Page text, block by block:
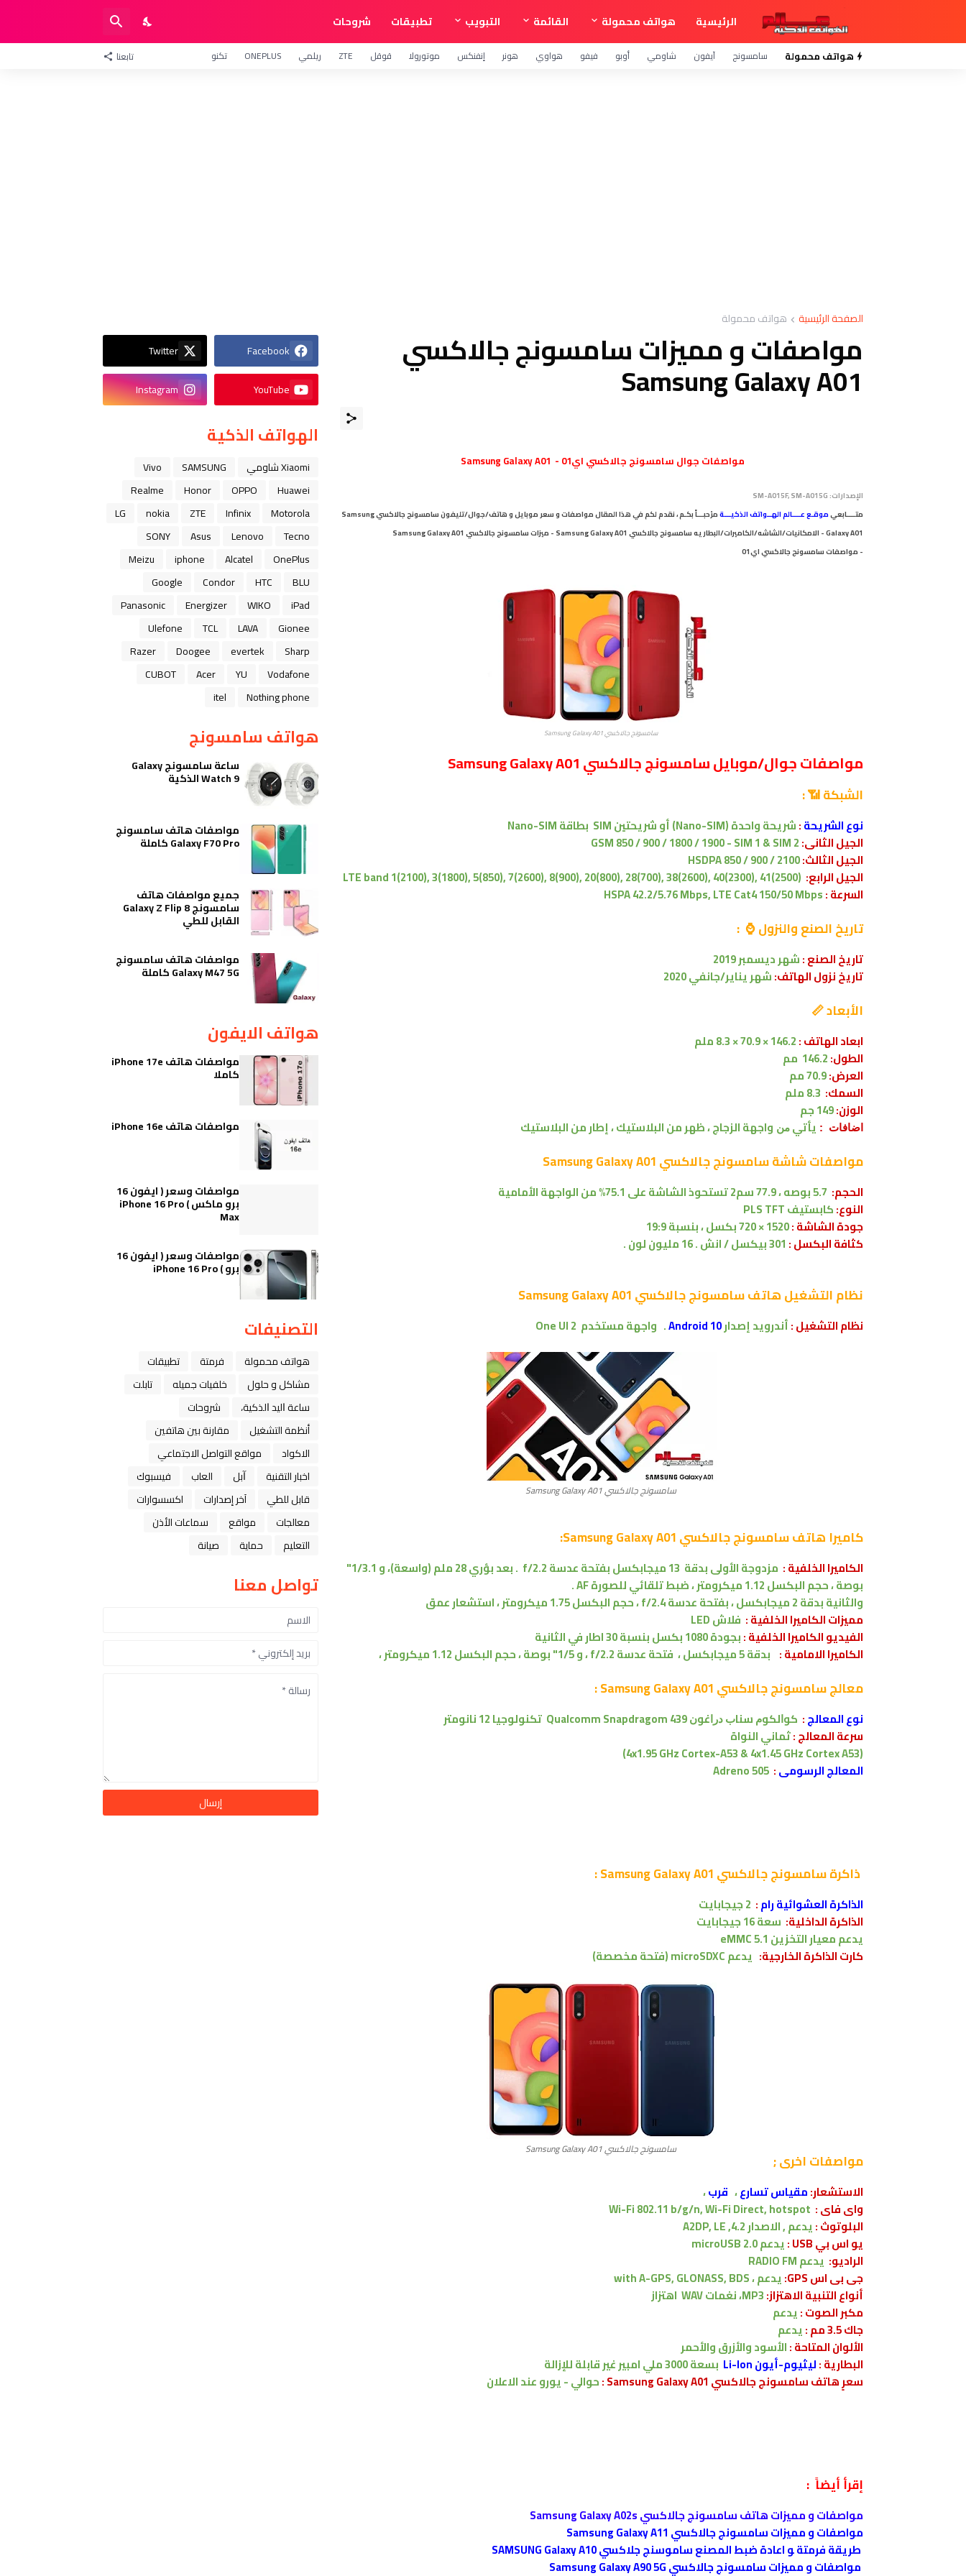
الرئيسية هواتف محمولة القائمة التبويب تطبيقات شروحات
هواتف محمولة سامسونج آيفون شاومي أوبو فيفو هواوي هونر إنفنكس موتورولا قوقل ZTE ريلمي ONEPLUS تكنو تابعنا
الصفحة الرئيسية هواتف محمولة
مواصفات و مميزات سامسونج جالاكسي
Samsung Galaxy A01
مواصفات جوال سامسونج جالاكسي اي01 - Samsung Galaxy A01
الإصدارات:SM-A015F, SM-A015G
متــــابعيموقـع عــــالم الهــواتف الذكيـــة
مرْحبـــاً بكـم ، نقدم لكم في هذا المقال مواصفات و سعر موبايل و هاتف/جوال/تليفون سامسونج جالاكسي Samsung
- مواصفاتسامسونج جالاكسي اي01
سامسونج جالاكسي Samsung Galaxy A01
مواصفات جوال/موبايل سامسونج جالاكسي Samsung Galaxy A01
الشبكة 📶 :
نوع الشريحة:شريحة واحدة (Nano-SIM) أو شريحتين
الجيل الثانى:GSM 850 / 900 / 1800 / 1900 - SIM 1 & SIM 2
الجيل الثالث:HSDPA 850 / 900 / 2100
الجيل الرابع:
السرعة :HSPA 42.2/5.76 Mbps, LTE Cat4 150/50 Mbps
تاريخ الصنع والنزول ⌚ :
تاريخ الصنع :شهر ديسمبر 2019
تاريخ نزول الهاتف:شهر يناير/جانفي 2020
الأبعاد 📏
ابعاد الهاتف :146.2 ×
70.9× 8.3 ملم
الطول:146.2 مم
العرض:
السمك:
الوزن:
اضافات : يأتي من واجهة الزجاج ، ظهر من البلاستيك ، إطار من البلاستيك
مواصفات شاشةسامسونج جالاكسي Samsung Galaxy A01
الحجم: ،77.9 سم2 تستحوذ الشاشة على 75.1% من
الواجهة الأمامية
النوع:كابستيفPLS TFT
جودة الشاشة :1520 × 720 بكسل
، بنسبة 19:9
كثافة البكسل : 301 بيكسل / انش . 16 مليون لون .
نظام التشغيلهاتف سامسونج جالاكسي Samsung Galaxy A01
نظام التشغيل :أندرويدإصدارAndroid 10
. واجهة مستخدم One UI 2
سامسونج جالاكسي Samsung Galaxy A01
كاميرا هاتف سامسونج جالاكسي Samsung Galaxy A01:
الكاميرا الخلفية : مزدوجة الأولى بدقة 13 ميجابكسل بفتحة عدسة f/2.2 . بعد بؤري 28 ملم (واسعة)،
و 1/3.1"
بوصة ، حجم البكسل 1.12 ميكرومتر ،
ضبط تلقائي للصورة AF .
والثانية بدقة 2 ميجابكسل
،بفتحة عدسة f/2.4 ، حجم البكسل 1.75 ميكرومتر ،
استشعار عمق
مميزاتالكاميرا الخلفية : فلاش LED
الفيديو الكاميرا الخلفية :بجودة 1080 بكسل بنسبة 30 اطار في الثانية
الكاميرا الامامية : بدقة5 ميجابكسل ، فتحة عدسة f/2.2 ،و 1/5" بوصة ، حجم البكسل 1.12 ميكرومتر ،
معالجسامسونج جالاكسي Samsung Galaxy A01 :
نوع المعالج: ﻛﻮﺍﻟﻜﻮﻡﺳﻨﺎﺏ ﺩﺭﺍﻏﻮﻥ Qualcomm Snapdragom 439
تكنولوجيا 12 نانومتر
سرعة المعالج :ثماني النواة
(4x1.95 GHz Cortex-A53 & 4x1.45 GHz Cortex A53)
المعالج الرسومى:
Adreno 505
ذاكرةسامسونج جالاكسي Samsung Galaxy A01 :
الذاكرة العشوائية رام: 2 جيجابايت
الذاكرة الداخلية: سعة16 جيجابايت
يدعم معيار التخزين eMMC 5.1
كارت الذاكرة الخارجية: يدعمmicroSDXC(فتحة مخصصة)
سامسونج جالاكسي Samsung Galaxy A01
مواصفات اخرى;
الاستشعار:مقياس تسارع، قرب،
واى فاى : Wi-Fi 802.11 b/g/n, Wi-Fi Direct, hotspot
البلوتوث :يدعم , الاصدار4.2, A2DP, LE
يو اس بي USB :
يدعمmicroUSB 2.0
الراديو: يدعم RADIO FM
جى بى اس GPS:
يدعم ،with A-GPS, GLONASS, BDS
أنواع التنبية الاهتزاز:
اهتزاز
مكبر الصوت :يدعم
جاك 3.5 مم :
يدعم
الألوان المتاحة :الأسود والأزرق والأحمر
البطارية:ليثيوم-أيون Li-Ion بسعة3000ملي امبيرغير قابلة للإزالة
سعرٍ هاتف سامسونج جالاكسي Samsung Galaxy A01 :
حوالي - يورو عند الاعلان
إقرأ أيضاً :
مواصفات و مميزات هاتف سامسونج جالاكسي Samsung Galaxy A02s
مواصفات و مميزات سامسونج جالاكسي Samsung Galaxy A11
طريقة فرمتة ﻮ اعادة ضبط المصنع ﺳﺎﻣﻮﺳﻨﺞ جلاكسي SAMSUNG Galaxy A10
مواصفات و مميزات سامسونج جالاكسي Samsung Galaxy A90 5G
Facebook
Twitter
YouTube
Instagram
الهواتف الذكية
Xiaomi شاومي SAMSUNG
Vivo
Huawei
OPPO
Honor
Realme
Motorola
Infinix
ZTE
nokia
LG
Tecno
Lenovo
Asus
SONY
OnePlus
Alcatel
iphone
Meizu
BLU
HTC
Condor
Google
iPad
WIKO
Energizer
Panasonic
Gionee
LAVA
TCL
Ulefone
Sharp
evertek
Doogee
Razer
Vodafone
YU
Acer
CUBOT
Nothing phone
itel
هواتف سامسونج
ساعة سامسونج Galaxy
Watch 9 الذكية
مواصفات هاتف سامسونج
Galaxy F70 Pro كاملة
جميع مواصفات هاتف
سامسونج Galaxy Z Flip 8
القابل للطي
مواصفات هاتف سامسونج
Galaxy M47 5G كاملة
هواتف الايفون
مواصفات هاتف iPhone 17e
كاملا
مواصفات هاتف iPhone 16e
مواصفات وسعر ( ايفون 16
برو ماكس ) iPhone 16 Pro
Max
مواصفات وسعر ( ايفون 16
برو ) iPhone 16 Pro
التصنيفات
هواتف محمولة فرمتة
تطبيقات
مشاكل و حلول
خلفيات جميله
تابلت
ﺳﺎﻋﺔ ﺍﻟﻴﺪ ﺍﻟﺬﻛﻴﺔ،
شروحات
أنظمة التشغيل
مقارنة بين هاتفين
الاكواد
مواقع التواصل الاجتماعي
اخبار التقنية
ﺁﺑﻞ العاب
فيسبوك
قابل للطي
آخر إصدارات
اكسسوارات
معالجات
مواقع
سماعات الأذن
التعليم
حماية صيانة
تواصل معنا